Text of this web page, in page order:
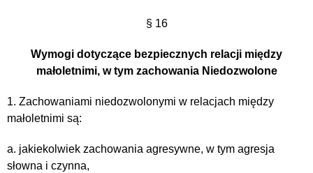
§ 16
Wymogi dotyczące bezpiecznych relacji między
małoletnimi, w tym zachowania Niedozwolone
1. Zachowaniami niedozwolonymi w relacjach między
małoletnimi są:
a. jakiekolwiek zachowania agresywne, w tym agresja
słowna i czynna,